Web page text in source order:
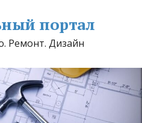
портал
Ремонт. Дизайн